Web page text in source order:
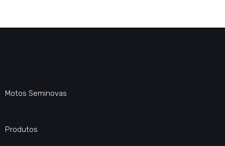
Motos Seminovas
Produtos